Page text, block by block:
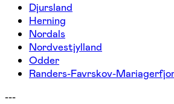
Djursland
Herning
Nordals
Nordvestjylland
Odder
Randers-Favrskov-
---